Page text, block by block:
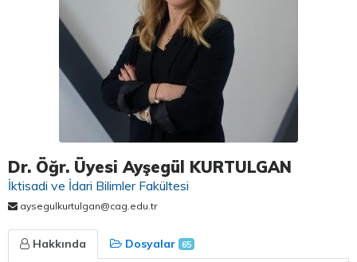
Dr. Öğr. Üyesi Ayşegül KURTULGAN
İktisadi ve İdari Bilimler Fakültesi
aysegulkurtulgan@cag.edu.tr
Hakkında Dosyalar 65